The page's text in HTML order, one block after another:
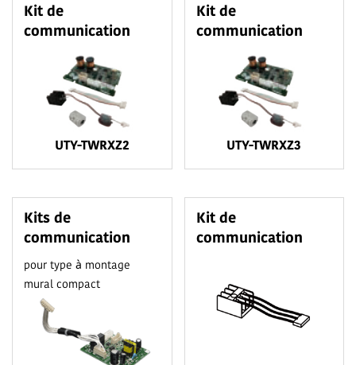
Kit de
communication
UTY-TWRXZ2
Kit de
communication
UTY-TWRXZ3
Kits de
communication
pour type à montage
mural compact
Kit de
communication